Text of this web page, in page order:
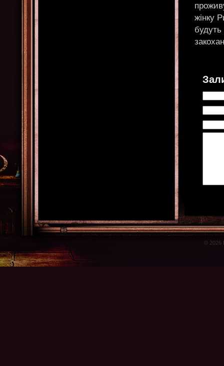
жінку
© 2026